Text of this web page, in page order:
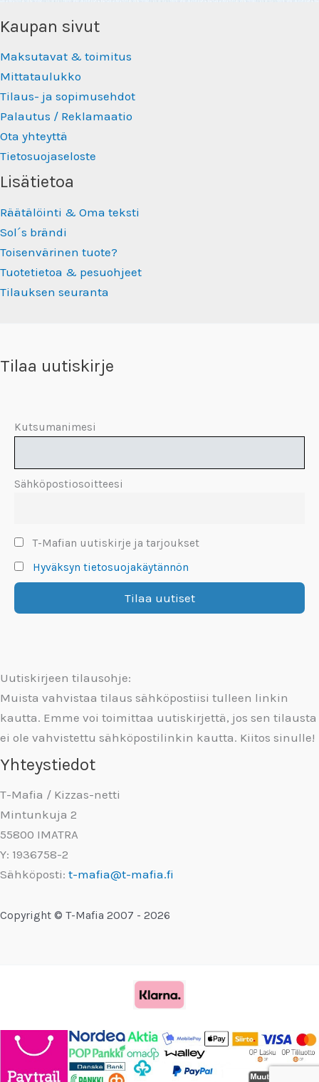
Kaupan sivut
Maksutavat & toimitus
Mittataulukko
Tilaus- ja sopimusehdot
Palautus / Reklamaatio
Ota yhteyttä
Tietosuojaseloste
Lisätietoa
Räätälöinti & Oma teksti
Sol´s brändi
Toisenvärinen tuote?
Tuotetietoa & pesuohjeet
Tilauksen seuranta
Tilaa uutiskirje
Kutsumanimesi
Sähköpostiosoitteesi
T-Mafian uutiskirje ja tarjoukset
Hyväksyn tietosuojakäytännön
Uutiskirjeen tilausohje:
Muista vahvistaa tilaus sähköpostiisi tulleen linkin
kautta. Emme voi toimittaa uutiskirjettä, jos sen tilausta
ei ole vahvistettu sähköpostilinkin kautta. Kiitos sinulle!
Yhteystiedot
T-Mafia / Kizzas-netti
Mintunkuja 2
55800 IMATRA
Y: 1936758-2
Sähköposti: t-mafia@t-mafia.fi
Copyright © T-Mafia 2007 - 2026